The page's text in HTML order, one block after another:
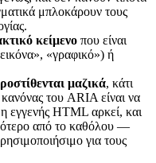
μπλοκάρουν τους
κείμενο που είναι
«γραφικό») ή
μαζικά, κάτι
του ARIA είναι να
εγγενής HTML αρκεί, και
από το καθόλου —
για τους